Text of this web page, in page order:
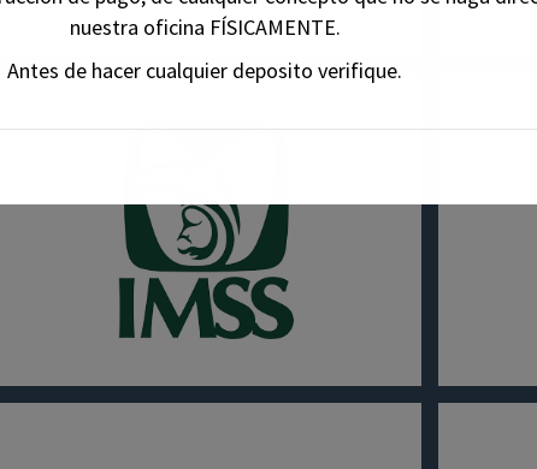
nuestra oficina FÍSICAMENTE.
Antes de hacer cualquier deposito verifique.
Esto se cerrará en27 segundos